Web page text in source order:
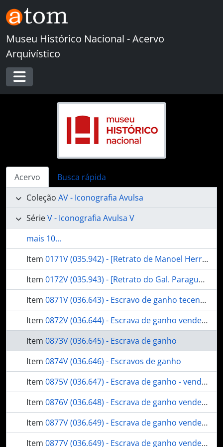
Skip to main content
Museu Histórico Nacional - Acervo
Arquivístico
Toggle navigation
Acervo
Busca rápida
Coleção AV - Iconografia Avulsa
SérieV - Iconografia Avulsa V
mais 10...
Item 0171V (035.942) - [Retrato de Manoel Herrera y Obes]
Item 0172V (035.943) - [Retrato do Gal. Paraguaio Robles]
Item 0871V (036.643) - Escravo de ganho tecendo fios de sisal
Item 0872V (036.644) - Escrava de ganho vendedora
Item 0873V (036.645) - Escrava de ganho
Item 0874V (036.646) - Escravos de ganho
Item 0875V (036.647) - Escrava de ganho - vendedora
Item 0876V (036.648) - Escrava de ganho vendedora de fruta
Item 0877V (036.649) - Escrava de ganho vendedora
Item 0877V (036.649) - Escrava de ganho vendedora